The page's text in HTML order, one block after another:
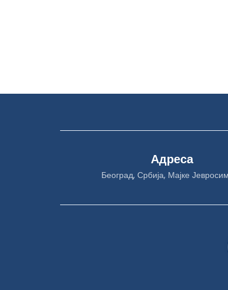
Адреса
Београд, Србија, Мајке